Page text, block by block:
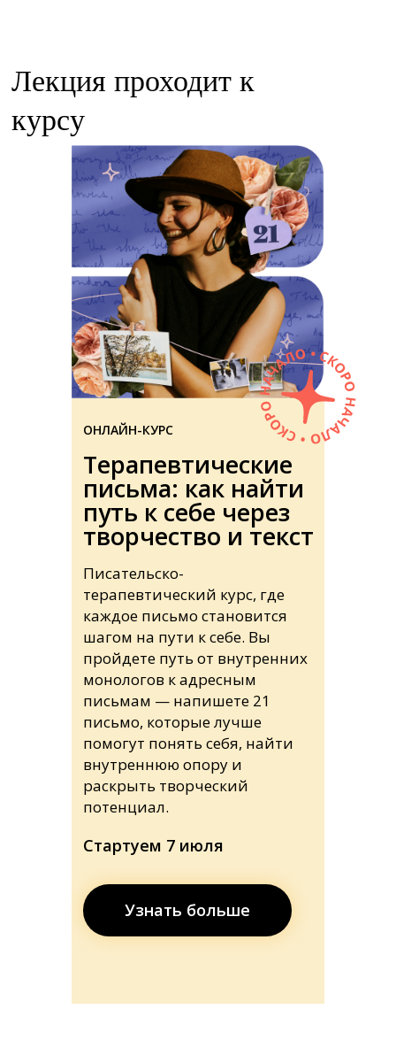
Лекция проходит к
курсу
Терапевтические
письма: как найти
путь к себе через
творчество и текст
Писательско-
терапевтический курс, где
каждое письмо становится
шагом на пути к себе. Вы
пройдете путь от внутренних
монологов к адресным
письмам — напишете 21
письмо, которые лучше
помогут понять себя, найти
внутреннюю опору и
раскрыть творческий
потенциал.
ОНЛАЙН-КУРС
Стартуем 7 июля
Узнать больше